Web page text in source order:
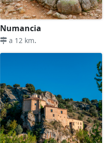
Numancia
a 12 km.